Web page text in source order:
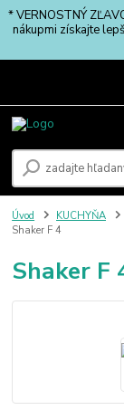
* VERNOSTNÝ
nákupmi získajte
Úvod KUCHYŇA
Shaker F 4
Shaker F